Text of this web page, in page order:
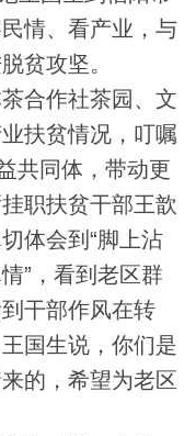
情、看产业，与
贫攻坚。
合作社茶园、文
扶贫情况，叮嘱
共同体，带动更
职扶贫干部王歆
体会到“脚上沾
”，看到老区群
干部作风在转
国生说，你们是
的，希望为老区